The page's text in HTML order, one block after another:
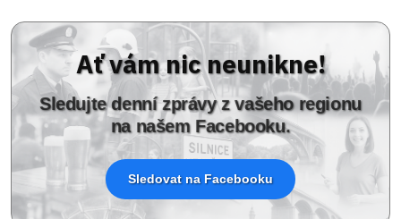
Ať vám nic neunikne!
Sledujte denní zprávy z vašeho regionu
na našem Facebooku.
Sledovat na Facebooku